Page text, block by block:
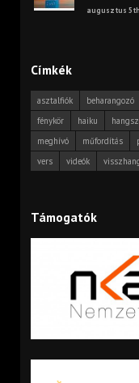
augusztus
Címkék
asztalfiók beharangozó
fénykör
haiku
meghívó
műfordítás
vers
videók
Támogatók